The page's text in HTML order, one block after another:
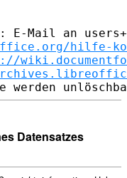
E-Mail an
hilfe-
Datensatzes